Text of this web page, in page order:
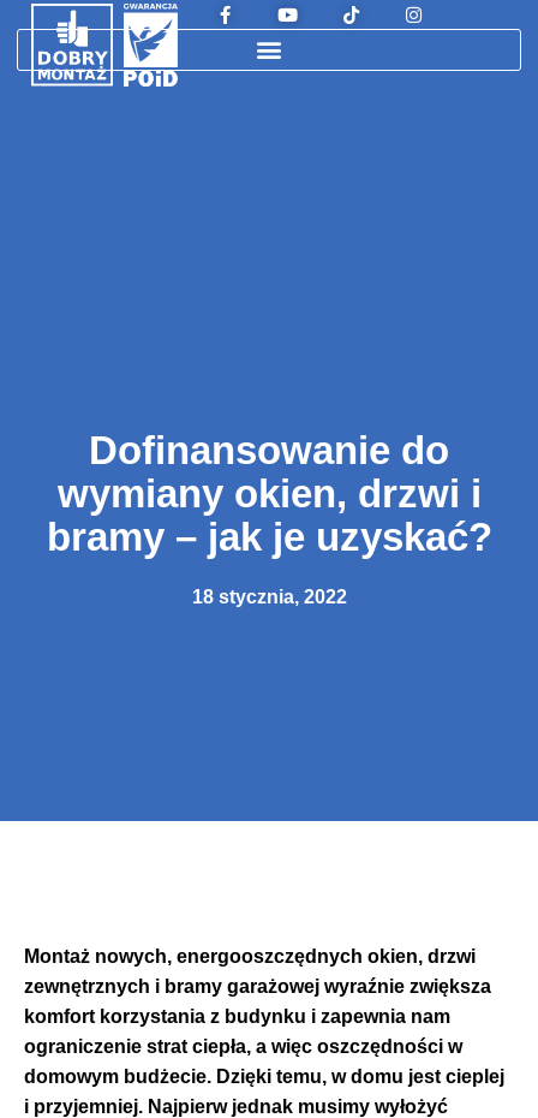
Dofinansowanie do
wymiany okien, drzwi i
bramy – jak je uzyskać?
18 stycznia, 2022
Montaż nowych, energooszczędnych okien, drzwi
zewnętrznych i bramy garażowej wyraźnie zwiększa
komfort korzystania z budynku i zapewnia nam
ograniczenie strat ciepła, a więc oszczędności w
domowym budżecie. Dzięki temu, w domu jest cieplej
i przyjemniej. Najpierw jednak musimy wyłożyć